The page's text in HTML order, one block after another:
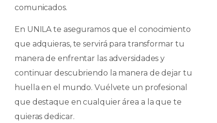
comunicados.
En UNILA te aseguramos que el conocimiento
que adquieras, te servirá para transformar tu
manera de enfrentar las adversidades y
continuar descubriendo la manera de dejar tu
huella en el mundo. Vuélvete un profesional
que destaque en cualquier área a la que te
quieras dedicar.